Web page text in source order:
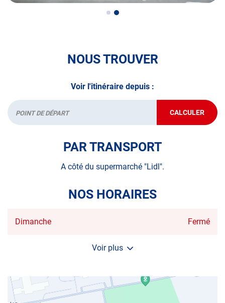
NOUS TROUVER
Voir l'itinéraire depuis :
Départ CALCULER
JUSQU'AU
POINT
PAR TRANSPORT
A côté du supermarché "Lidl".
NOS HORAIRES
Horaires
Dimanche Fermé
Voir plus
et
d'ouverture
du
centre